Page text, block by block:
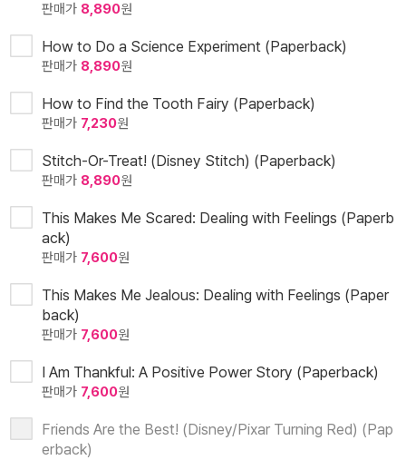
판매가 8,890원
How to Do a Science Experiment (Paperback)
판매가 8,890원
How to Find the Tooth Fairy (Paperback)
판매가 7,230원
Stitch-Or-Treat! (Disney Stitch) (Paperback)
판매가 8,890원
This Makes Me Scared: Dealing with Feelings (Paperb
ack)
판매가 7,600원
This Makes Me Jealous: Dealing with Feelings (Paper
back)
판매가 7,600원
I Am Thankful: A Positive Power Story (Paperback)
판매가 7,600원
Friends Are the Best! (Disney/Pixar Turning Red) (Pap
erback)